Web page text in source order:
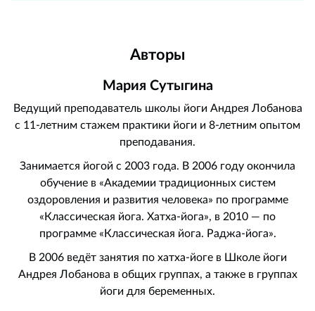
Авторы
Мария Сутыгина
Ведущий преподаватель школы йоги Андрея Лобанова
с 11-летним стажем практики йоги и 8-летним опытом
преподавания.
Занимается йогой с 2003 года. В 2006 году окончила
обучение в «Академии традиционных систем
оздоровления и развития человека» по программе
«Классическая йога. Хатха-йога», в 2010 — по
программе «Классическая йога. Раджа-йога».
В 2006 ведёт занятия по хатха-йоге в Школе йоги
Андрея Лобанова в общих группах, а также в группах
йоги для беременных.